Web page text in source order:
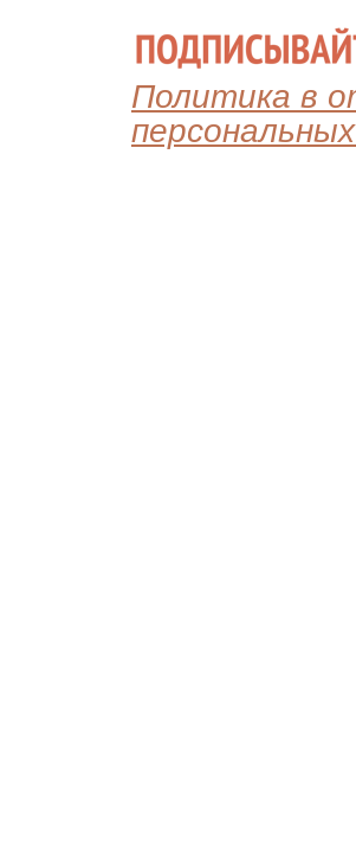
Политика в